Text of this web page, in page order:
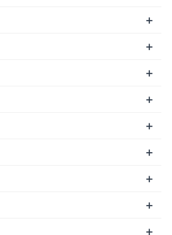
+
+
+
+
+
+
+
+